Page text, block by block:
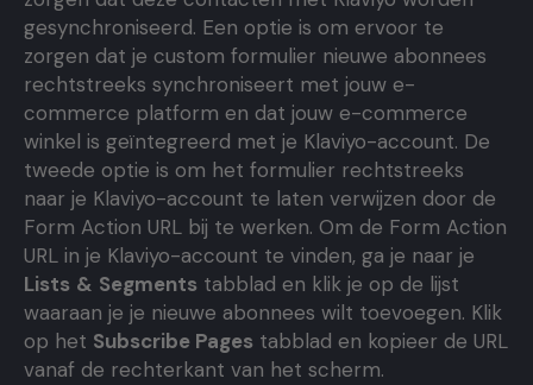
gesynchroniseerd. Een optie is om ervoor te
zorgen dat je custom formulier nieuwe abonnees
rechtstreeks synchroniseert met jouw e-
commerce platform en dat jouw e-commerce
winkel is geïntegreerd met je Klaviyo-account. De
tweede optie is om het formulier rechtstreeks
naar je Klaviyo-account te laten verwijzen door de
Form Action URL bij te werken. Om de Form Action
URL in je Klaviyo-account te vinden, ga je naar je
Lists & Segments tabblad en klik je op de lijst
waaraan je je nieuwe abonnees wilt toevoegen. Klik
op het Subscribe Pages tabblad en kopieer de URL
vanaf de rechterkant van het scherm.